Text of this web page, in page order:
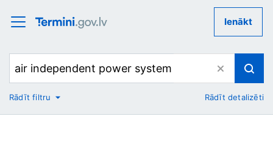
Ienākt
No
Rādīt filtru Rādīt detalizēti